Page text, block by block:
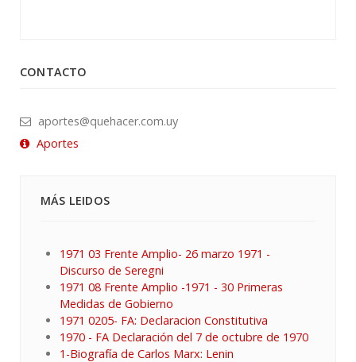
CONTACTO
aportes@quehacer.com.uy
Aportes
MÁS LEIDOS
1971 03 Frente Amplio- 26 marzo 1971 -
Discurso de Seregni
1971 08 Frente Amplio -1971 - 30 Primeras
Medidas de Gobierno
1971 0205- FA: Declaracion Constitutiva
1970 - FA Declaración del 7 de octubre de 1970
1-Biografía de Carlos Marx: Lenin